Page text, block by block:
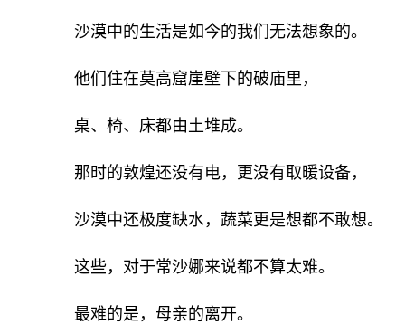
沙漠中的生活是如今的我们无法想象的。
他们住在莫高窟崖壁下的破庙里，
桌、椅、床都由土堆成。
那时的敦煌还没有电，更没有取暖设备，
沙漠中还极度缺水，蔬菜更是想都不敢想。
这些，对于常沙娜来说都不算太难。
最难的是，母亲的离开。